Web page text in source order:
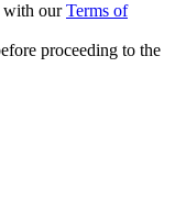
with ourTerms of
proceeding to the